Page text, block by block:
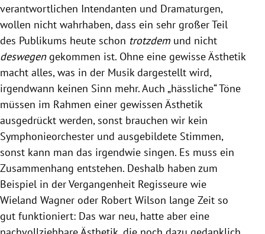
verantwortlichen Intendanten und Dramaturgen,
wollen nicht wahrhaben, dass ein sehr großer Teil
des Publikums heute schon trotzdem und nicht
deswegengekommen ist. Ohne eine gewisse Ästhetik
macht alles, was in der Musik dargestellt wird,
irgendwann keinen Sinn mehr. Auch „hässliche“ Töne
müssen im Rahmen einer gewissen Ästhetik
ausgedrückt werden, sonst brauchen wir kein
Symphonieorchester und ausgebildete Stimmen,
sonst kann man das irgendwie singen. Es muss ein
Zusammenhang entstehen. Deshalb haben zum
Beispiel in der Vergangenheit Regisseure wie
Wieland Wagner oder Robert Wilson lange Zeit so
gut funktioniert: Das war neu, hatte aber eine